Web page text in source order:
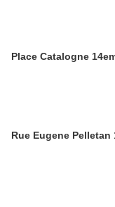
Place Catalogne
Rue Eugene Pelletan